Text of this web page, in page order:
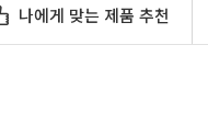
나에게 맞는 제품 추천